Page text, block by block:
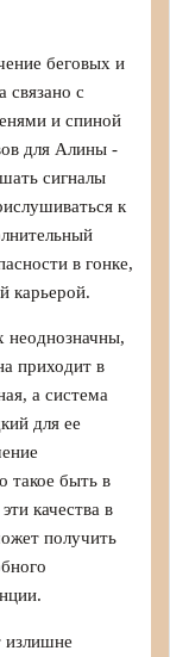
беговых и
связано с
и спиной
для Алины -
сигналы
к
в гонке,
карьерой.
неоднозначны,
приходит в
а система
для ее
такое быть в
качества в
получить
излишне